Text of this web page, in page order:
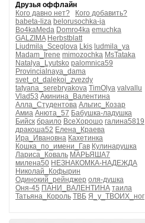
Друзья оффлайн
Кого давно нет?
Кого добавить?
babeta-liza belorusochka-ja
Bo4kaMeda Domro4ka emuchka
GALZIMA Herbstblatt
Liudmila_Sceglova Lkis ludmila_ya
Madam_Irene mimozochka MsTataka
Natalya_Lyutsko palomnica59
Provincialnaya_dama
svet_ot_dalekoi_zvezdy
tatyana_serebryakova TimOlya valvallu
Vlad53 Акинина_Валентина
Алла_Студентова Альгис_Козар
Амиа Анюта_57 Бабушка-ладушка
Бийск браило ВсеХорошо галина5819
дракоша52 Елена_Краева
Ира_Ивановна Кахетинка
Кошка_по_имени_Гав Кулинарушка
Лариса_Коваль МАРЬЯША7
милена50 НЕЗНАКОМКА-НАДЕЖДА
Николай_Кофырин
Одинокий_рейнджер оля-душка
Оня-45 ПАНИ_ВАЛЕНТИНА таила
Татьяна_Король ТВБ Я_у_ТВОИХ_ног